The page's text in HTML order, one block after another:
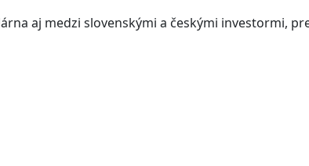
aj medzi slovenskými a českými investormi,